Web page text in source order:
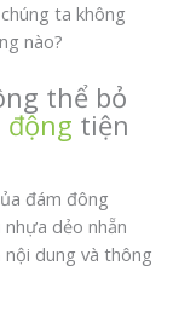
ta không
nào?
thể bỏ
động tiện
đám đông
dẻo nhẵn
dung và thông